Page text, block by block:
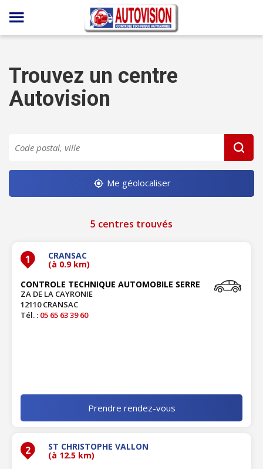
Panneau de gestion des cookies
Trouvez un centre
Autovision
Me géolocaliser
5 centres trouvés
1 CRANSAC
(à 0.9 km)
CONTROLE TECHNIQUE AUTOMOBILE SERRE
ZA DE LA CAYRONIE
12110 CRANSAC
Tél. : 05 65 63 39 60
Prendre rendez-vous
2 ST CHRISTOPHE VALLON
(à 12.5 km)